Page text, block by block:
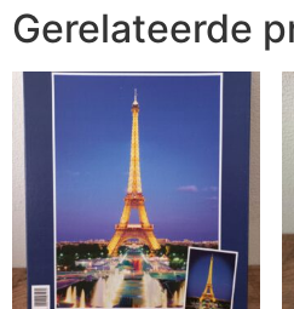
Gerelateerde